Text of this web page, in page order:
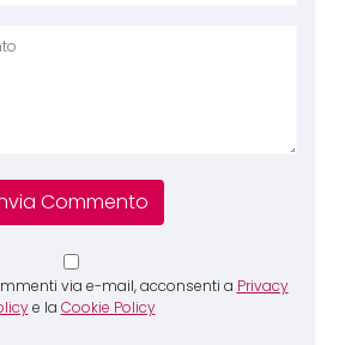
via e-mail, acconsenti a Privacy
e la Cookie Policy